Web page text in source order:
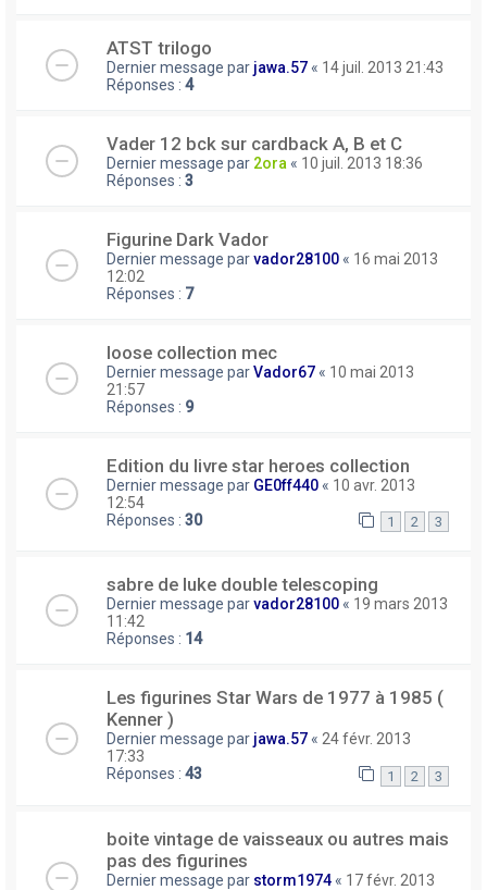
ATST trilogo
Dernier message par jawa.57 « 14 juil. 2013 21:43
Réponses : 4
Vader 12 bck sur cardback A, B et C
Dernier message par 2ora « 10 juil. 2013 18:36
Réponses : 3
Figurine Dark Vador
Dernier message parvador28100 « 16 mai 2013
12:02
Réponses : 7
loose collection mec
Dernier message parVador67 « 10 mai 2013
21:57
Réponses : 9
Edition du livre star heroes collection
Dernier message par GE0ff440 « 10 avr. 2013
12:54
Réponses : 30 1 2 3
sabre de luke double telescoping
Dernier message parvador28100 « 19 mars 2013
11:42
Réponses : 14
Les figurines Star Wars de 1977 à 1985 (
Kenner )
Dernier message par jawa.57 « 24 févr. 2013
17:33
Réponses : 43 1 2 3
boite vintage de vaisseaux ou autres mais
pas des figurines
Dernier message par storm1974 « 17 févr. 2013